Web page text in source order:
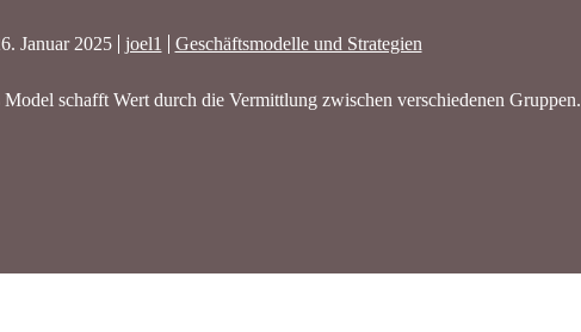
Januar 2025 joel1 Geschäftsmodelle und Strategien
schafft Wert durch die Vermittlung zwischen verschiedenen Gruppen.